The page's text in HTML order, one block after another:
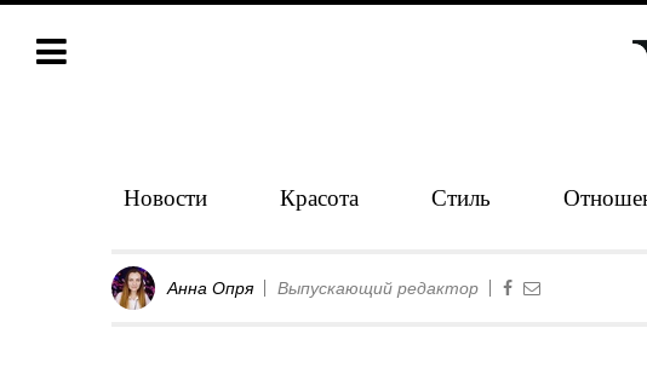
Новости Красота Стиль
Анна Опря Выпускающий редактор